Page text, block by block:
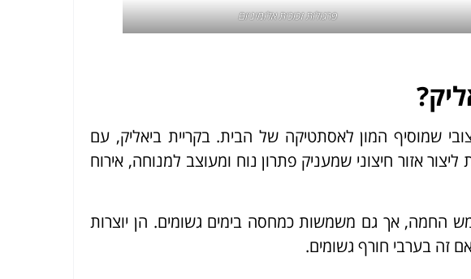
פרגולות זכוכית אלומיניום
שמוסיף המון לאסתטיקה של הבית. בקריית ביאליק, עם
אזור חיצוני שמעניק פתרון נוח ומעוצב למנוחה, אירוח
החמה, אך גם משמשות כמחסה בימים גשומים. הן יוצרות
זה בערבי חורף גשומים.